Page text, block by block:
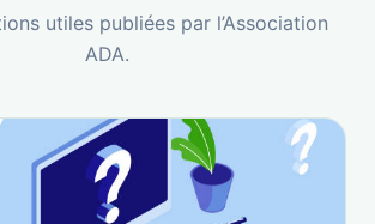
utiles publiées par l’Association
ADA.